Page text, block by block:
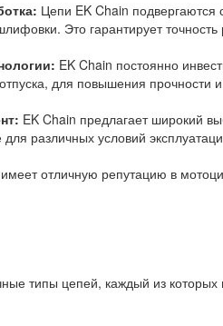
Цепи EK Chain подвергаются
Это гарантирует
EK Chain постоянно
для повышения прочности
EK Chain предлагает широкий
для различных условий
отличную репутацию в
типы цепей, каждый из